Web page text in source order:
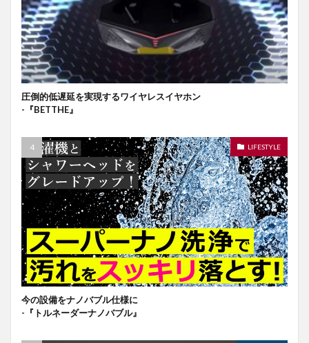
圧倒的低遅延を実現するワイヤレスイヤホン
-『BETTHE』
LIFESTYLE
今の設備をナノバブル仕様に
-『トルネーダーナノバブル』